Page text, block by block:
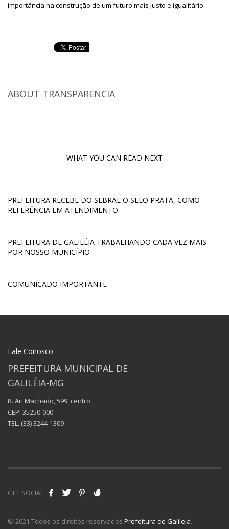
importância na construção de um futuro mais justo e igualitário.
ABOUT TRANSPARENCIA
WHAT YOU CAN READ NEXT
PREFEITURA RECEBE DO SEBRAE O SELO PRATA, COMO
REFERÊNCIA EM ATENDIMENTO
PREFEITURA DE GALILÉIA TRABALHANDO CADA VEZ MAIS
POR NOSSO MUNICÍPIO
COMUNICADO IMPORTANTE
Fale Conosco
PREFEITURA MUNICIPAL DE
GALILÉIA-MG
R. Ari Machado, 599, centro
CEP: 35250-000
TEL. (33) 3244-1309
GET SOCIAL
© 2021 Todos os direitos reservados Prefeitura de Galileia.